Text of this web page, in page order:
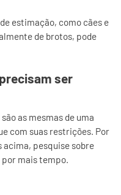
estimação, como cães e
de brotos, pode
ser
são as mesmas de uma
com suas restrições. Por
acima, pesquise sobre
mais tempo.